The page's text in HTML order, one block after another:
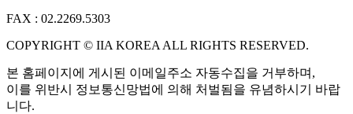
FAX : 02.2269.5303
COPYRIGHT © IIA KOREA ALL RIGHTS RESERVED.
본 홈페이지에 게시된 이메일주소 자동수집을 거부하며,
이를 위반시 정보통신망법에 의해 처벌됨을 유념하시기 바랍
니다.